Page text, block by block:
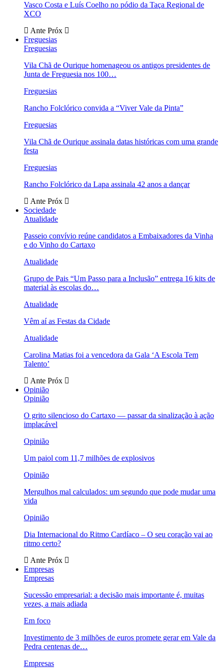
Vasco Costa e Luís Coelho no pódio da Taça Regional de
XCO
Ante Próx
Freguesias
Freguesias
Vila Chã de Ourique homenageou os antigos presidentes de
Junta de Freguesia nos 100…
Freguesias
Rancho Folclórico convida a “Viver Vale da Pinta”
Freguesias
Vila Chã de Ourique assinala datas históricas com uma grande
festa
Freguesias
Rancho Folclórico da Lapa assinala 42 anos a dançar
Ante Próx
Sociedade
Atualidade
Passeio convívio reúne candidatos a Embaixadores da Vinha
e do Vinho do Cartaxo
Atualidade
Grupo de Pais “Um Passo para a Inclusão” entrega 16 kits de
material às escolas do…
Atualidade
Vêm aí as Festas da Cidade
Atualidade
Carolina Matias foi a vencedora da Gala ‘A Escola Tem
Talento’
Ante Próx
Opinião
Opinião
O grito silencioso do Cartaxo — passar da sinalização à ação
implacável
Opinião
Um paiol com 11,7 milhões de explosivos
Opinião
Mergulhos mal calculados: um segundo que pode mudar uma
vida
Opinião
Dia Internacional do Ritmo Cardíaco – O seu coração vai ao
ritmo certo?
Ante Próx
Empresas
Empresas
Sucessão empresarial: a decisão mais importante é, muitas
vezes, a mais adiada
Em foco
Investimento de 3 milhões de euros promete gerar em Vale da
Pedra centenas de…
Empresas